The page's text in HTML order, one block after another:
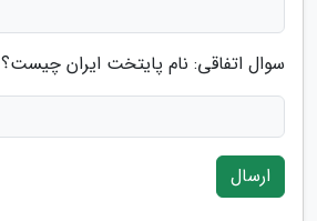
سوال اتفاقی: نام پایتخت ایران چیست؟
ارسال